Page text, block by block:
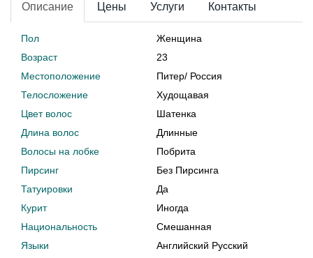
Описание Цены Услуги Контакты
Пол
Женщина
Возраст
23
Местоположение
Питер/ Россия
Телосложение
Худощавая
Цвет волос
Шатенка
Длина волос
Длинные
Волосы на лобке
Побрита
Пирсинг
Без Пирсинга
Татуировки
Да
Курит
Иногда
Национальность
Смешанная
Языки
Английский Русский